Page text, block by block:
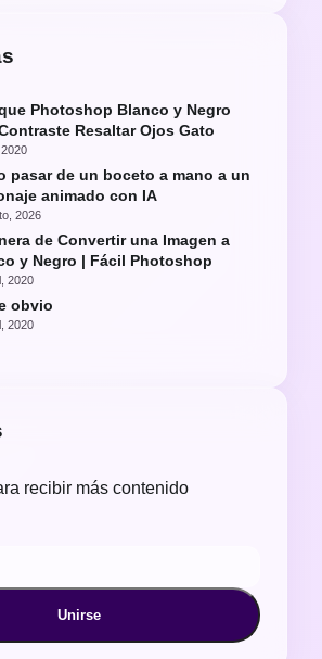
Photoshop Blanco y Negro
Resaltar Ojos Gato
pasar de un boceto a mano a un
animado con IA
2026
de Convertir una Imagen a
y Negro | Fácil Photoshop
2020
obvio
2020
recibir más contenido
Unirse